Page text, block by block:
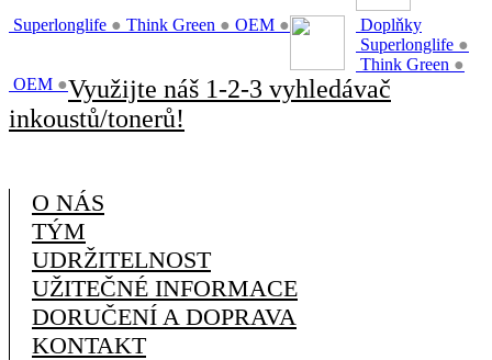
Superlonglife ● Think Green ● OEM ●
Doplňky
Superlonglife ●
Think Green ●
OEM ●Využijte náš 1-2-3 vyhledávač
inkoustů/tonerů!
O NÁS
TÝM
UDRŽITELNOST
UŽITEČNÉ INFORMACE
DORUČENÍ A DOPRAVA
KONTAKT